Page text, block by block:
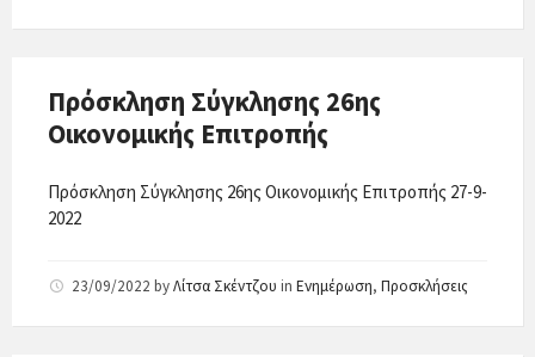
Πρόσκληση Σύγκλησης 26ης
Οικονομικής Επιτροπής
Πρόσκληση Σύγκλησης 26ης Οικονομικής Επιτροπής 27-9-
2022
23/09/2022 byΛίτσα Σκέντζου in Ενημέρωση, Προσκλήσεις